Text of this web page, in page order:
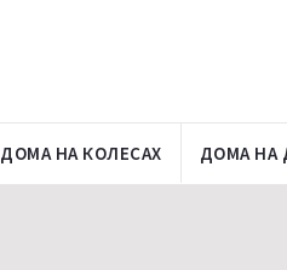
ДОМА НА КОЛЕСАХ ДОМА НА